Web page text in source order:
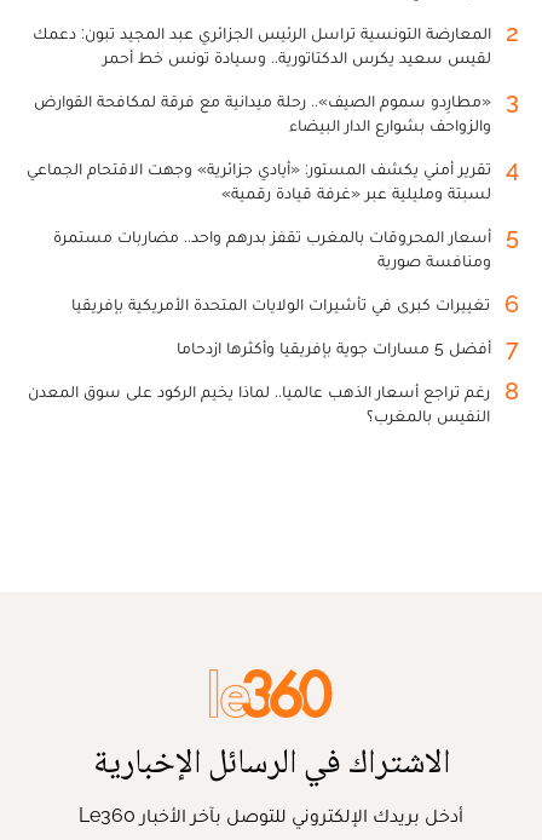
2
المعارضة التونسية تراسل الرئيس الجزائري عبد المجيد تبون: دعمك
لقيس سعيد يكرس الدكتاتورية.. وسيادة تونس خط أحمر
3
«مطارِدو سموم الصيف».. رحلة ميدانية مع فرقة لمكافحة القوارض
والزواحف بشوارع الدار البيضاء
4
تقرير أمني يكشف المستور: «أيادي جزائرية» وجهت الاقتحام الجماعي
لسبتة ومليلية عبر «غرفة قيادة رقمية»
5
أسعار المحروقات بالمغرب تقفز بدرهم واحد.. مضاربات مستمرة
ومنافسة صورية
6 تغييرات كبرى في تأشيرات الولايات المتحدة الأمريكية بإفريقيا
7 أفضل 5 مسارات جوية بإفريقيا وأكثرها ازدحاما
8
رغم تراجع أسعار الذهب عالميا.. لماذا يخيم الركود على سوق المعدن
النفيس بالمغرب؟
الاشتراك في الرسائل الإخبارية
أدخل بريدك الإلكتروني للتوصل بآخر الأخبار Le360